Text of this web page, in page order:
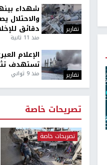
تقارير
شهداء
والاحتلال
دقائق
منذ 11 ثانية
تقارير
الإعلام
تستهدف
منذ 9 ثواني
تصريحات خاصة
تصريحات خاصة